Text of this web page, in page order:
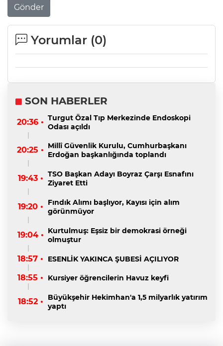
Gönder
Yorumlar (0)
SON HABERLER
20:36 • Turgut Özal Tıp Merkezinde Endoskopi
Odası açıldı
20:25 • Millî Güvenlik Kurulu, Cumhurbaşkanı
Erdoğan başkanlığında toplandı
19:43 • TSO Başkan Adayı Boyraz Çarşı Esnafını
Ziyaret Etti
19:20 •
Fındık Alımı başlıyor, Kayısı için alım
görünmüyor
19:04 • Kurtulmuş: Eşsiz bir demokrasi örneği
olmuştur
18:57 • ESENLİK YAKINCA ŞUBESİ AÇILIYOR
18:55 • Kursiyer öğrencilerin Havuz keyfi
18:52 •
Büyükşehir Hekimhan'a 1,5 milyarlık yatırım
yaptı